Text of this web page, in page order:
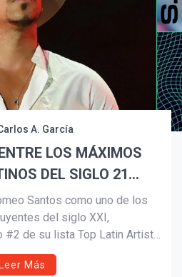
A. García
LOS MÁXIMOS
DEL SIGLO 21
Santos como uno de los
del siglo XXI,
#2 de su lista Top Latin Artists
como el “Rey de la
el género con su fusión
Leer Más